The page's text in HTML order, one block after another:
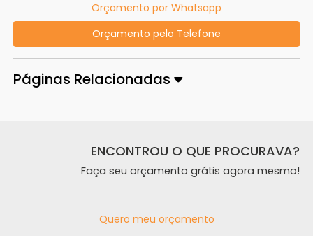
Orçamento por Whatsapp
Orçamento pelo Telefone
Páginas Relacionadas
ENCONTROU O QUE PROCURAVA?
Faça seu orçamento grátis agora mesmo!
Quero meu orçamento